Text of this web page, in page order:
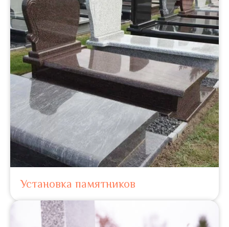
Установка памятников